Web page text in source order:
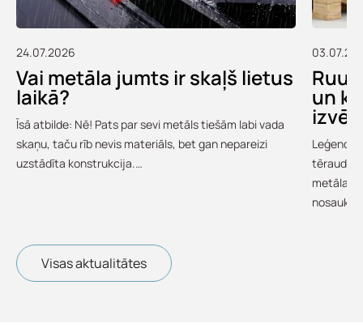
24.07.2026
Vai metāla jumts ir skaļš lietus
laikā?
Īsā atbilde: Nē! Pats par sevi metāls tiešām labi vada
skaņu, taču rīb nevis materiāls, bet gan nepareizi
uzstādīta konstrukcija.…
un
tērauds
metāla
Visas aktualitātes